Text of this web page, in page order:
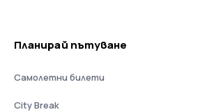
Планирай пътуване
Самолетни билети
City Break